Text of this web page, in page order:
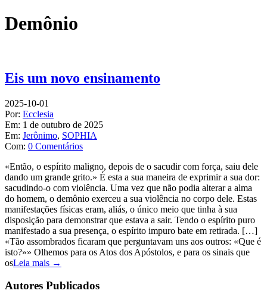
Demônio
Eis um novo ensinamento
2025-10-01
Por: Ecclesia
Em: 1 de outubro de 2025
Em: Jerônimo, SOPHIA
Com: 0 Comentários
«Então, o espírito maligno, depois de o sacudir com força, saiu dele
dando um grande grito.» É esta a sua maneira de exprimir a sua dor:
sacudindo-o com violência. Uma vez que não podia alterar a alma
do homem, o demônio exerceu a sua violência no corpo dele. Estas
manifestações físicas eram, aliás, o único meio que tinha à sua
disposição para demonstrar que estava a sair. Tendo o espírito puro
manifestado a sua presença, o espírito impuro bate em retirada. […]
«Tão assombrados ficaram que perguntavam uns aos outros: «Que é
isto?»» Olhemos para os Atos dos Apóstolos, e para os sinais que
osLeia mais →
Autores Publicados